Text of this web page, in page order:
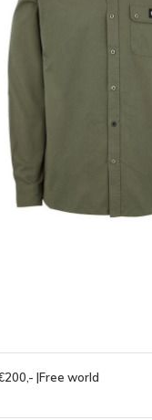
|Free world